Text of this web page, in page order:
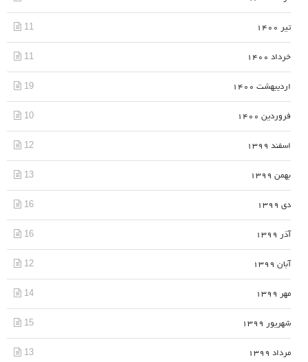
تیر 1400 11
خرداد 1400 11
اردیبهشت 1400 19
فروردین 1400 10
اسفند 1399 12
بهمن 1399 13
دی 1399 16
آذر 1399 16
آبان 1399 12
مهر 1399 14
شهریور 1399 15
مرداد 1399 13